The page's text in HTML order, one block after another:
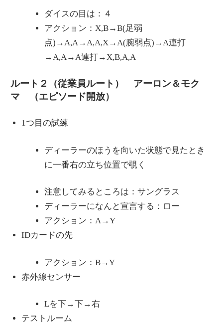
ダイスの目は：４
アクション：X,B→B(足弱
点)→A,A→A,A,X→A(腕弱点)→A連打
→A,A→A連打→X,B,A,A
ルート２（従業員ルート） アーロン＆モク
マ （エピソード開放）
1つ目の試練
ディーラーのほうを向いた状態で見たとき
に一番右の立ち位置で覗く
注意してみるところは：サングラス
ディーラーになんと宣言する：ロー
アクション：A→Y
IDカードの先
アクション：B→Y
赤外線センサー
Lを下→下→右
テストルーム